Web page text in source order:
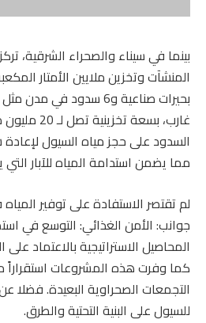
بينما في سيناء والصحراء الشرقية،
بحيرات صناعية و6 سدود
غارب، بسعة
السدود على حجز مياه السيول لإعادة
مما يضمن استدامة المياه للآبار التي
لم تقتصر الاستفادة على توفير
جوانب: الأمن الغذائي: التوسع في
المحاصيل الاستراتيجية بالاعتماد على
كما وفرت هذه المشروعات استقراراً
التجمعات الصحراوية البعيدة. فضلا عن
للسيول على البنية التحتية والطرق.